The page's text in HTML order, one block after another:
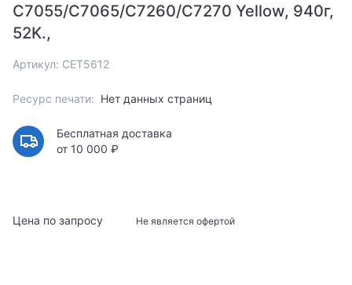
C7055/C7065/C7260/C7270 Yellow, 940г,
52K.,
Артикул: CET5612
Ресурс печати: Нет данных страниц
Бесплатная доставка
от 10 000 ₽
Цена по запросу Не является офертой